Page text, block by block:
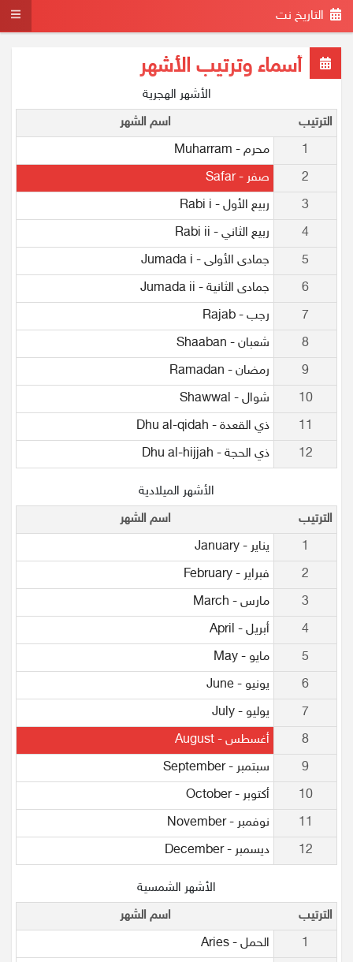
التاريخ نت
أسماء وترتيب الأشهر
الأشهر الهجرية
الترتيب
اسم الشهر
1
محرم - Muharram
2
صفر - Safar
3
ربيع الأول - Rabi i
4
ربيع الثاني - Rabi ii
5
جمادى الأولى - Jumada i
6
جمادى الثانية - Jumada ii
7
رجب - Rajab
8
شعبان - Shaaban
9
رمضان - Ramadan
10
شوال - Shawwal
11
ذي القعدة - Dhu al-qidah
12
ذي الحجة - Dhu al-hijjah
الأشهر الميلادية
الترتيب
اسم الشهر
1
يناير - January
2
فبراير - February
3
مارس - March
4
أبريل - April
5
مايو - May
6
يونيو - June
7
يوليو - July
8
أغسطس - August
9
سبتمبر - September
10
أكتوبر - October
11
نوفمبر - November
12
ديسمبر - December
الأشهر الشمسية
الترتيب
اسم الشهر
1
الحمل - Aries